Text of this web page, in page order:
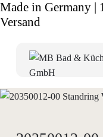
Made in Germany |
Versand